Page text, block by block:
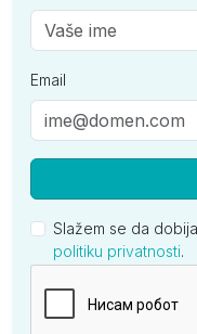
Email
Slažem se da
politiku privatnosti.